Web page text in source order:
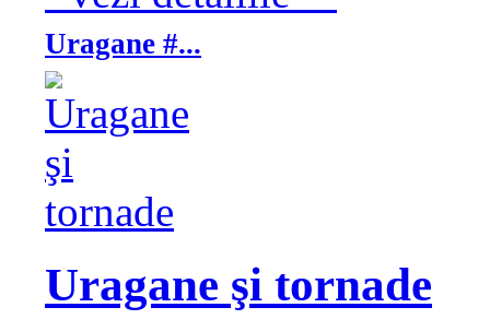
Uragane #...
Uragane şi tornade